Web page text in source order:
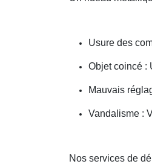
Usure des
Objet coincé :
Mauvais
Vandalisme :
Nos services de